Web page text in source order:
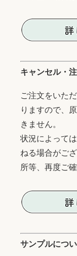
キャンセル・
ご注文をいた
りますので、
きません。
状況によって
ねる場合がご
所等、再度ご
サンプルにつ